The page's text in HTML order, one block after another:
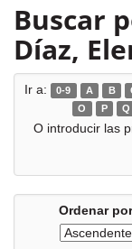
Buscar
Díaz,
Ir a: 0-9 A B
O
P Q
O introducir las
Ordenar